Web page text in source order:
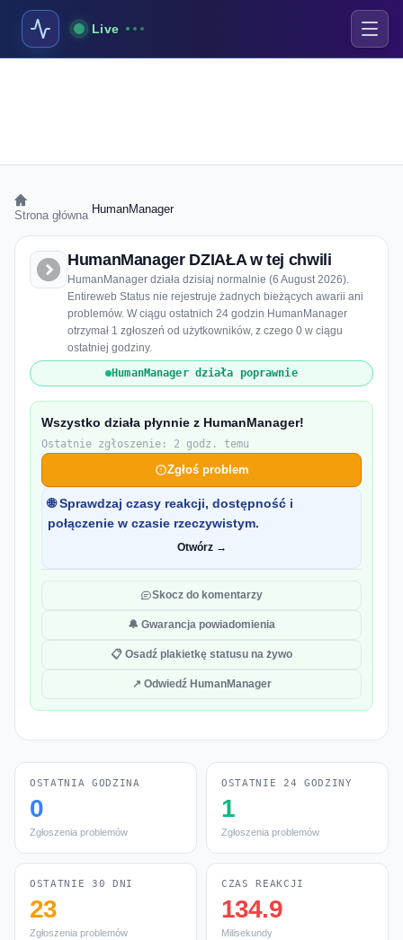
Live
Strona główna HumanManager
HumanManager DZIAŁA w tej chwili
HumanManager działa dzisiaj normalnie (6 August 2026).
Entireweb Status nie rejestruje żadnych bieżących awarii ani
problemów. W ciągu ostatnich 24 godzin HumanManager
otrzymał 1 zgłoszeń od użytkowników, z czego 0 w ciągu
ostatniej godziny.
HumanManager działa poprawnie
Wszystko działa płynnie z HumanManager!
Ostatnie zgłoszenie: 2 godz. temu
Zgłoś problem
🌐 Sprawdzaj czasy reakcji, dostępność i
połączenie w czasie rzeczywistym.
Otwórz →
Skocz do komentarzy
🔔 Gwarancja powiadomienia
📋 Osadź plakietkę statusu na żywo
↗ Odwiedź HumanManager
OSTATNIA GODZINA
0
Zgłoszenia problemów
OSTATNIE 24 GODZINY
1
Zgłoszenia problemów
OSTATNIE 30 DNI
23
Zgłoszenia problemów
CZAS REAKCJI
134.9
Milisekundy